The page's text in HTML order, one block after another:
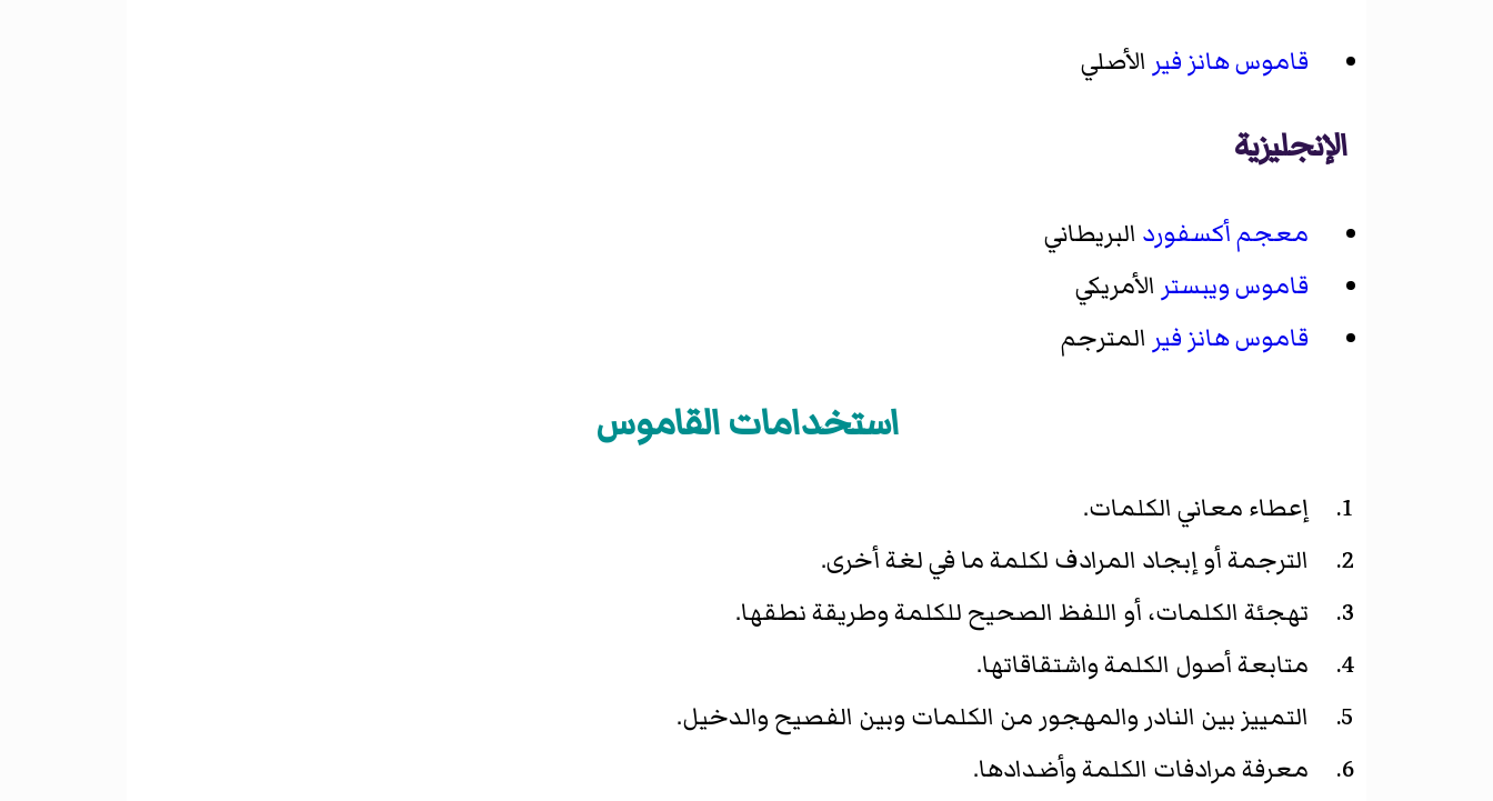
قاموس هانز فير الأصلي
الإنجليزية
معجم أكسفورد البريطاني
قاموس ويبستر الأمريكي
قاموس هانز فير المترجم
استخدامات القاموس
إعطاء معاني الكلمات.
الترجمة أو إبجاد المرادف لكلمة ما في لغة أخرى.
تهجئة الكلمات، أو اللفظ الصحيح للكلمة وطريقة نطقها.
متابعة أصول الكلمة واشتقاقاتها.
التمييز بين النادر والمهجور من الكلمات وبين الفصيح والدخيل.
معرفة مرادفات الكلمة وأضدادها.